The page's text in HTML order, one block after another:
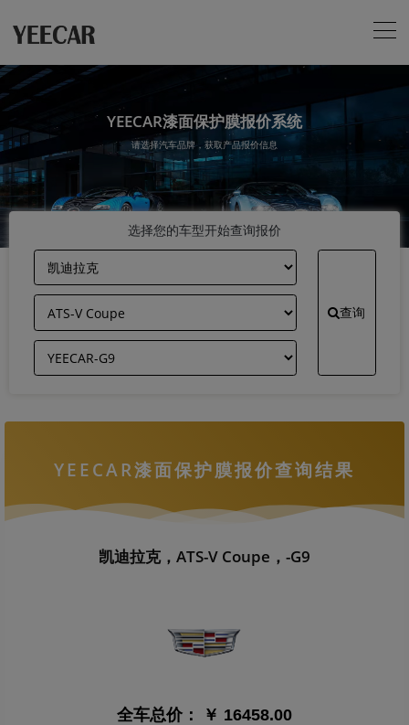
YEECAR漆面保护膜报价系统
请选择汽车品牌，获取产品报价信息
选择您的车型开始查询报价
查询
YEECAR漆面保护膜报价查询结果
凯迪拉克，ATS-V Coupe，-G9
全车总价： ￥ 16458.00